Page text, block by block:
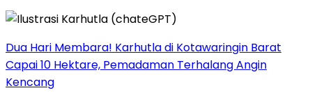
Dua Hari Membara! Karhutla di Kotawaringin Barat
Capai 10 Hektare, Pemadaman Terhalang Angin
Kencang